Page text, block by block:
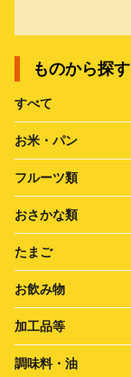
ものから探す
すべて
お米・パン
フルーツ類
おさかな類
たまご
お飲み物
加工品等
調味料・油